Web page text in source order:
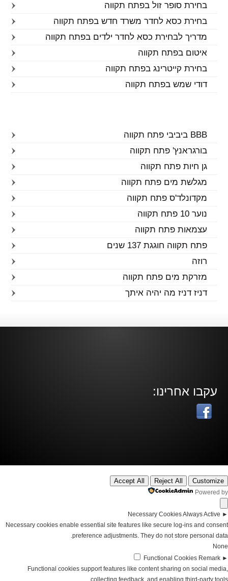
בחירת סופר זול בפתח תקווה
בחירת כסא לחדר משרד חדש בפתח תקווה
מדריך לבחירת כסא לחדר ילדים בפתח תקווה
איטום בפתח תקווה
בחירת קייטרינג בפתח תקווה
דודי שמש בפתח תקווה
BBB ביביבי פתח תקווה
בורגראנץ' פתח תקווה
גן חיות פתח תקווה
מגלשת מים פתח תקווה
מקדונלד'ס פתח תקווה
נוער 10 פתח תקווה
עצמאות פתח תקווה
פתח תקווה חוגגת 137 שנים
רוזה
מזרקת מים פתח תקווה
דניז דניז מה יהיה איתך
עקבו אחרינו:
Customize
Reject All
Accept All
Powered by
►
Necessary CookiesAlways Active
Necessary cookies enable essential site features like secure log-ins and consent
preference adjustments. They do not store personal data.
None
►
Functional Cookies Remark
Functional cookies support features like content sharing on social media,